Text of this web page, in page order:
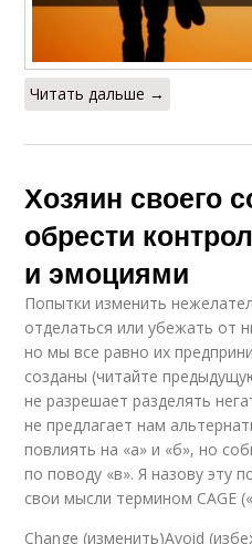
Читать дальше →
Хозяин своего
обрести
и эмоциями
Попытки изменить
отделаться или убежать от
но мы все равно их
созданы (читайте
не разрешает разделять
не предлагает нам
повлиять на «а» и «б», но
по поводу «в». Я назову эту
свои мысли термином CAGE
Change (изменить)Avoid